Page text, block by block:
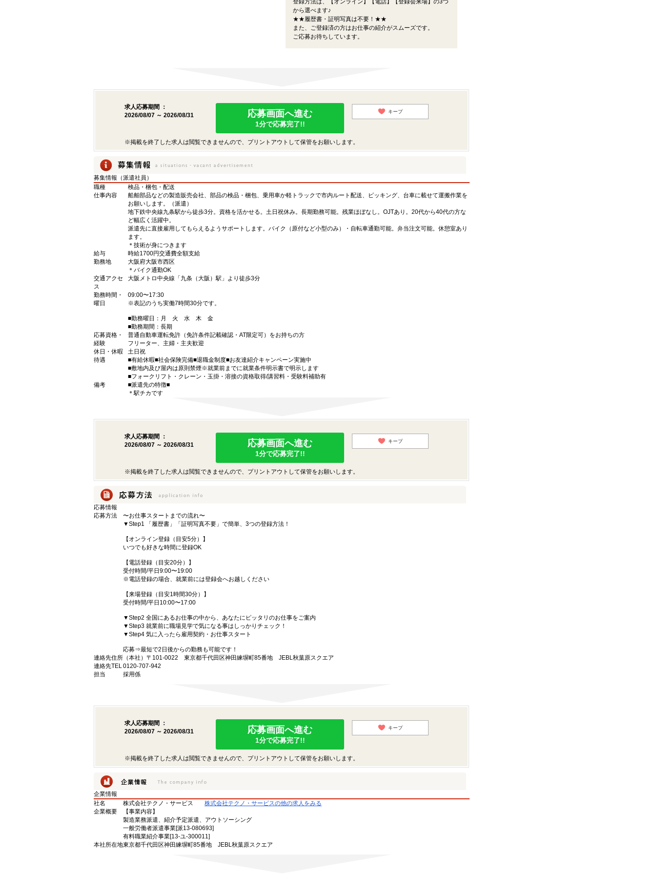
登録方法は、【オンライン】【電話】【登録会来場】の3つ
から選べます♪
★★履歴書・証明写真は不要！★★
また、ご登録済の方はお仕事の紹介がスムーズです。
ご応募お待ちしています。
求人応募期間 ：
2026/08/07 ～ 2026/08/31
応募画面へ進む
1分で応募完了!!
キープ
※掲載を終了した求人は閲覧できませんので、プリントアウトして保管をお願いします。
募集情報（派遣社員）
職種
検品・梱包・配送
仕事内容
船舶部品などの製造販売会社、部品の検品・梱包、乗用車か軽トラックで市内ルート配送、ピッキング、台車に載せて運搬作業を
お願いします。（派遣）
地下鉄中央線九条駅から徒歩3分。資格を活かせる。土日祝休み。長期勤務可能。残業ほぼなし。OJTあり。20代から40代の方な
ど幅広く活躍中。
派遣先に直接雇用してもらえるようサポートします。バイク（原付など小型のみ）・自転車通勤可能。弁当注文可能。休憩室あり
ます。
＊技術が身につきます
給与
時給1700円交通費全額支給
勤務地
大阪府大阪市西区
＊バイク通勤OK
交通アクセ
ス
大阪メトロ中央線「九条（大阪）駅」より徒歩3分
勤務時間・
曜日
09:00〜17:30
※表記のうち実働7時間30分です。
■勤務曜日：月 火 水 木 金
■勤務期間：長期
応募資格・
経験
普通自動車運転免許（免許条件記載確認・AT限定可）をお持ちの方
フリーター、主婦・主夫歓迎
休日・休暇
土日祝
待遇
■有給休暇■社会保険完備■退職金制度■お友達紹介キャンペーン実施中
■敷地内及び屋内は原則禁煙※就業前までに就業条件明示書で明示します
■フォークリフト・クレーン・玉掛・溶接の資格取得/講習料・受験料補助有
備考
■派遣先の特徴■
＊駅チカです
求人応募期間 ：
2026/08/07 ～ 2026/08/31
応募画面へ進む
1分で応募完了!!
キープ
※掲載を終了した求人は閲覧できませんので、プリントアウトして保管をお願いします。
応募情報
応募方法
〜お仕事スタートまでの流れ〜
▼Step1 「履歴書」「証明写真不要」で簡単、3つの登録方法！
【オンライン登録（目安5分）】
いつでも好きな時間に登録OK
【電話登録（目安20分）】
受付時間/平日9:00〜19:00
※電話登録の場合、就業前には登録会へお越しください
【来場登録（目安1時間30分）】
受付時間/平日10:00〜17:00
▼Step2 全国にあるお仕事の中から、あなたにピッタリのお仕事をご案内
▼Step3 就業前に職場見学で気になる事はしっかりチェック！
▼Step4 気に入ったら雇用契約・お仕事スタート
応募⇒最短で2日後からの勤務も可能です！
連絡先住所 （本社）〒101-0022 東京都千代田区神田練塀町85番地 JEBL秋葉原スクエア
連絡先TEL0120-707-942
担当
採用係
求人応募期間 ：
2026/08/07 ～ 2026/08/31
応募画面へ進む
1分で応募完了!!
キープ
※掲載を終了した求人は閲覧できませんので、プリントアウトして保管をお願いします。
企業情報
社名
株式会社テクノ・サービス
株式会社テクノ・サービスの他の求人をみる
企業概要
【事業内容】
製造業務派遣、紹介予定派遣、アウトソーシング
一般労働者派遣事業[派13-080693]
有料職業紹介事業[13-ユ-300011]
本社所在地東京都千代田区神田練塀町85番地 JEBL秋葉原スクエア